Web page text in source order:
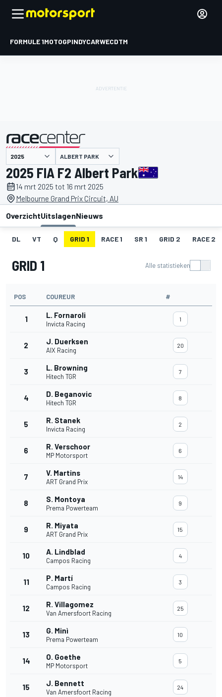
FORMULE 1MOTOGPINDYCARWECDTM
gepresenteerd door ALBERT PARK
2025 FIA F2 Albert Park
14 mrt 2025 tot 16 mrt 2025
Melbourne Grand Prix Circuit, AU
OverzichtUitslagenNieuws
DL VT Q GRID 1 RACE 1 SR 1 GRID 2 RACE 2
GRID 1 Alle statistieken
POS COUREUR #
1 L. Fornaroli
Invicta Racing
1
2 J. Duerksen
AIX Racing
20
3 L. Browning
Hitech TGR
7
4 D. Beganovic
Hitech TGR
8
5 R. Stanek
Invicta Racing
2
6 R. Verschoor
MP Motorsport
6
7 V. Martins
ART Grand Prix
14
8 S. Montoya
Prema Powerteam
9
9 R. Miyata
ART Grand Prix
15
10 A. Lindblad
Campos Racing
4
11 P. Martí
Campos Racing
3
12 R. Villagomez
Van Amersfoort Racing
25
13 G. Minì
Prema Powerteam
10
14 O. Goethe
MP Motorsport
5
15 J. Bennett
Van Amersfoort Racing
24